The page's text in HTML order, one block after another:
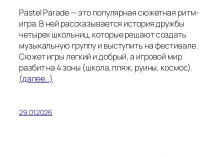
Pastel Parade — это популярная сюжетная ритм-
игра. В ней рассказывается история дружбы
четырех школьниц, которые решают создать
музыкальную группу и выступить на фестивале.
Сюжет игры легкий и добрый, а игровой мир
разбит на 4 зоны (школа, пляж, руины, космос).
(далее…)
29.01.2026